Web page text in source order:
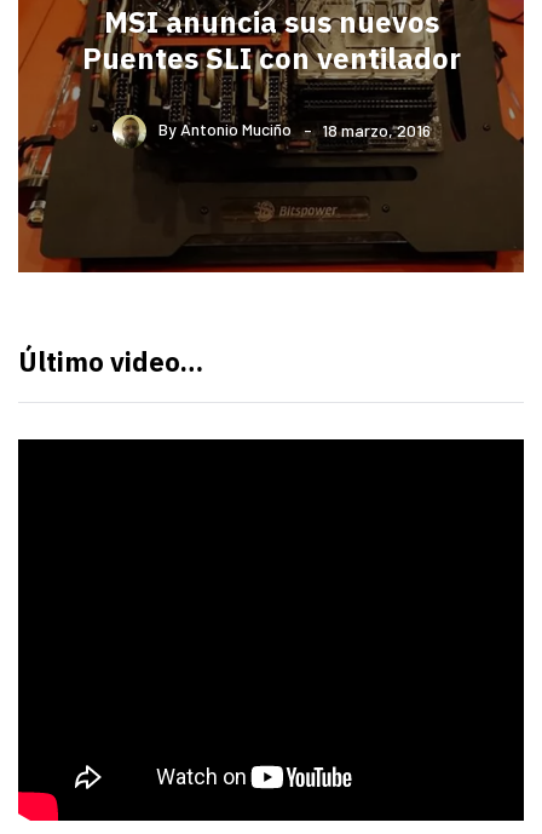
MSI anuncia sus nuevos
Puentes SLI con ventilador
ByAntonio Muciño 18 marzo, 2016
Último video…